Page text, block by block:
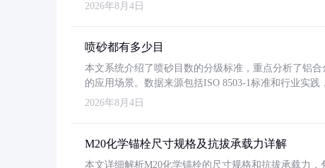
2026年8月4日
喷砂都有多少目
本文系统介绍了喷砂目数的分级标准，重点分析了铝
的应用场景。数据来源包括ISO 8503-1标准和行业实践
2026年8月4日
M20化学锚栓尺寸规格及抗拔承载力详解
本文详细解析M20化学锚栓的尺寸规格和抗拔承载力